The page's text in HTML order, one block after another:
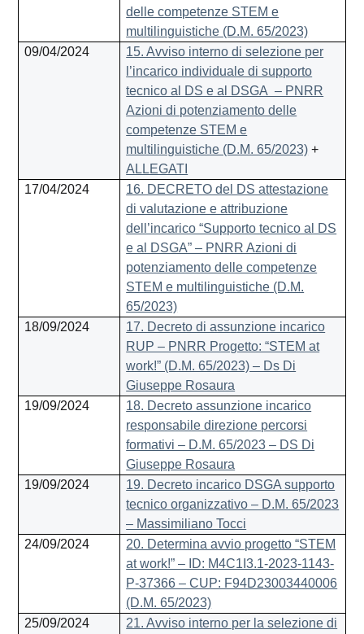
delle competenze STEM e
multilinguistiche (D.M. 65/2023)
09/04/2024
15. Avviso interno di selezione per
l’incarico individuale di supporto
tecnico al DS e al DSGA – PNRR
Azioni di potenziamento delle
competenze STEM e
multilinguistiche (D.M. 65/2023) +
ALLEGATI
17/04/2024
16. DECRETO del DS attestazione
di valutazione e attribuzione
dell’incarico “Supporto tecnico al DS
e al DSGA” – PNRR Azioni di
potenziamento delle competenze
STEM e multilinguistiche (D.M.
65/2023)
18/09/2024
17. Decreto di assunzione incarico
RUP – PNRR Progetto: “STEM at
work!” (D.M. 65/2023) – Ds Di
Giuseppe Rosaura
19/09/2024
18. Decreto assunzione incarico
responsabile direzione percorsi
formativi – D.M. 65/2023 – DS Di
Giuseppe Rosaura
19/09/2024
19. Decreto incarico DSGA supporto
tecnico organizzativo – D.M. 65/2023
– Massimiliano Tocci
24/09/2024
20. Determina avvio progetto “STEM
at work!” – ID: M4C1I3.1-2023-1143-
P-37366 – CUP: F94D23003440006
(D.M. 65/2023)
25/09/2024
21. Avviso interno per la selezione di